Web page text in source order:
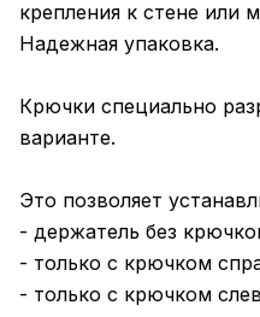
крепления к стене или
Надежная упаковка.
Крючки специально
варианте.
Это позволяет
- держатель без
- только с крючком
- только с крючком